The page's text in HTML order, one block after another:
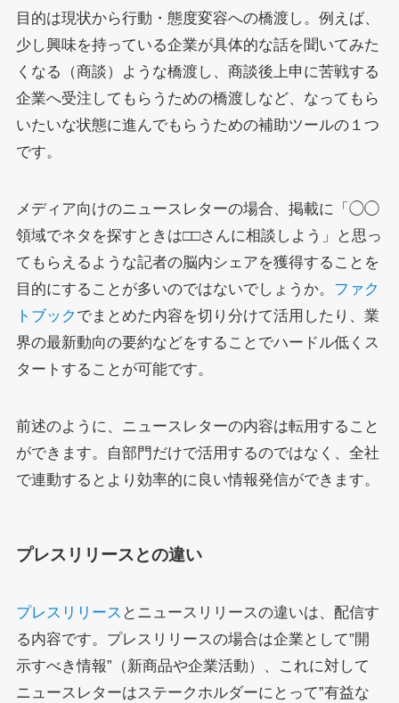
目的は現状から行動・態度変容への橋渡し。例えば、
少し興味を持っている企業が具体的な話を聞いてみた
くなる（商談）ような橋渡し、商談後上申に苦戦する
企業へ受注してもらうための橋渡しなど、なってもら
いたいな状態に進んでもらうための補助ツールの１つ
です。
メディア向けのニュースレターの場合、掲載に「◯◯
領域でネタを探すときは□□さんに相談しよう」と思っ
てもらえるような記者の脳内シェアを獲得することを
目的にすることが多いのではないでしょうか。 ファク
トブック でまとめた内容を切り分けて活用したり、業
界の最新動向の要約などをすることでハードル低くス
タートすることが可能です。
前述のように、ニュースレターの内容は転用すること
ができます。自部門だけで活用するのではなく、全社
で連動するとより効率的に良い情報発信ができます。
プレスリリースとの違い
プレスリリース とニュースリリースの違いは、配信す
る内容です。プレスリリースの場合は企業として”開
示すべき情報”（新商品や企業活動）、これに対して
ニュースレターはステークホルダーにとって”有益な